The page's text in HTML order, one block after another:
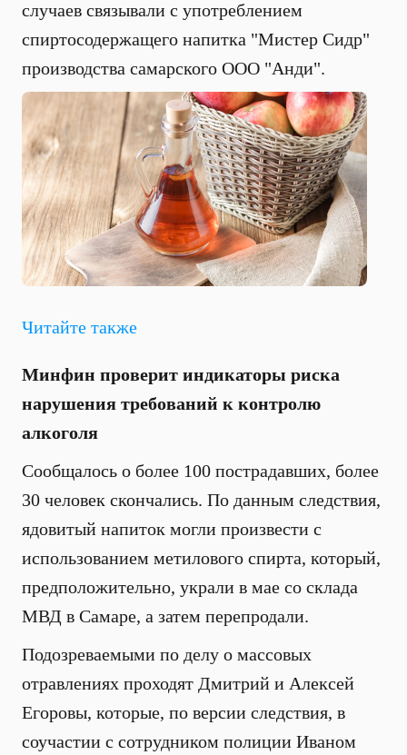
случаев связывали с употреблением
спиртосодержащего напитка "Мистер Сидр"
производства самарского ООО "Анди".
Читайте также
Минфин проверит индикаторы риска
нарушения требований к контролю
алкоголя
Сообщалось о более 100 пострадавших, более
30 человек скончались. По данным следствия,
ядовитый напиток могли произвести с
использованием метилового спирта, который,
предположительно, украли в мае со склада
МВД в Самаре, а затем перепродали.
Подозреваемыми по делу о массовых
отравлениях проходят Дмитрий и Алексей
Егоровы, которые, по версии следствия, в
соучастии с сотрудником полиции Иваном